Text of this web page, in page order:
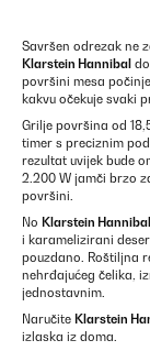
Savršen odrezak ne
Klarstein Hannibal
površini mesa
kakvu očekuje svaki
Grilje površina od
timer s preciznim
rezultat uvijek bude
2.200 W jamči brzo
površini.
No Klarstein Hannibal
i karameli­zirani
pouzdano. Roštiljna
nehrđajućeg čelika,
jednostavnim.
Naručite Klarstein
izlaska iz doma.